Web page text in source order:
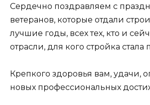
Сердечно поздравляем с
ветеранов, которые отдали
лучшие годы, всех тех, кто и
отрасли, для кого стройка
Крепкого здоровья вам, удачи,
новых профессиональных